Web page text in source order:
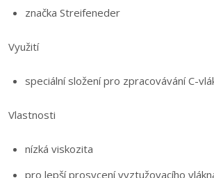
značka Streifeneder
Využití
speciální složení pro zpracovávání C-
Vlastnosti
nízká viskozita
pro lepší prosycení vyztužovacího